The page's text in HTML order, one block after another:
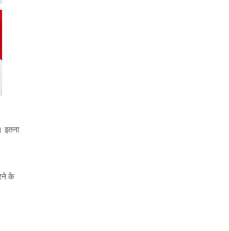
इतना
के